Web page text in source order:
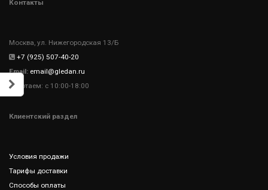
Контакты
Москва, ул. Нижегородская 13/Б
+7 (925) 507-40-20
Email: email@gledan.ru
Работаем: с 10:00-18:00
Клиентский раздел
Условия продажи
Тарифы доставки
Способы оплаты